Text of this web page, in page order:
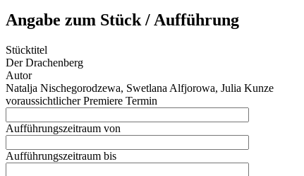
Angabe zum Stück / Aufführung
Stücktitel
Der Drachenberg
Autor
Natalja Nischegorodzewa, Swetlana Alfjorowa, Julia Kunze
voraussichtlicher Premiere Termin
Aufführungszeitraum von
Aufführungszeitraum bis